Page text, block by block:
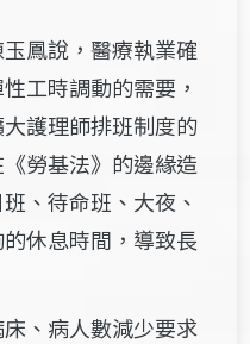
玉鳳說，醫療執業確
工時調動的需要，
護理師排班制度的
勞基法》的邊緣造
、待命班、大夜、
休息時間，導致長
、病人數減少要求